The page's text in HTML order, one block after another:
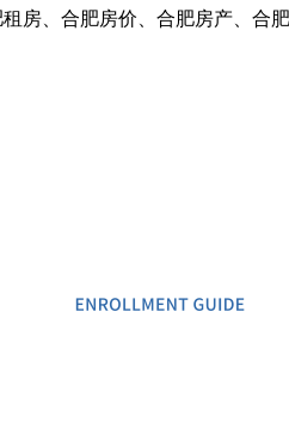
房、合肥房价、合肥房产、合